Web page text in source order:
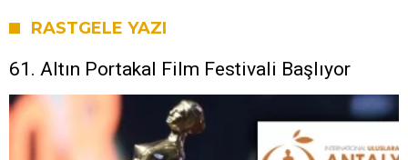
RASTGELE YAZI
61. Altın Portakal Film Festivali Başlıyor